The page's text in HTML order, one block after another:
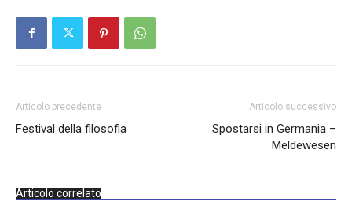
Articolo precedente
Festival della filosofia
Articolo successivo
Spostarsi in Germania –
Meldewesen
Articolo correlato